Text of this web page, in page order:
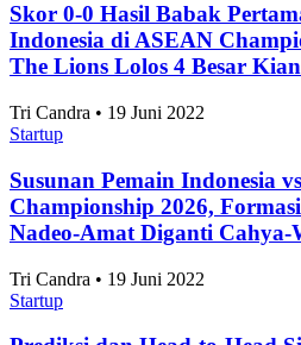
Skor 0-0 Hasil Babak
Indonesia di ASEAN
The Lions Lolos 4 Besar
Tri Candra • 19 Juni 2022
Startup
Susunan Pemain Indonesia
Championship 2026,
Nadeo-Amat Diganti Cahya-
Tri Candra • 19 Juni 2022
Startup